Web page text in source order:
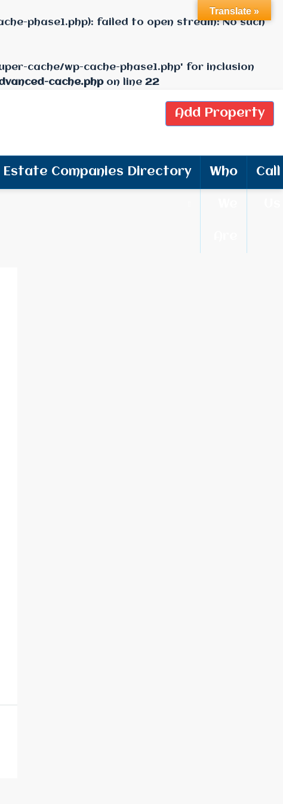
phase1.php): failed to open stream: No such
cache/wp-cache-phase1.php' for inclusion
cache.phpon line 22
Add Property
Estate Companies Directory Who Call
Translate »